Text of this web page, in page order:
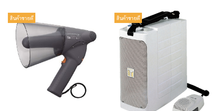
สินค้าขายดี สินค้าขายดี